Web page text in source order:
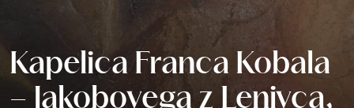
Kapelica Franca Kobala
– Jakobovega z Lenivca,